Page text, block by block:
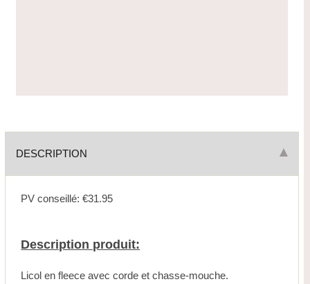
DESCRIPTION
PV conseillé: €31.95
Description produit:
Licol en fleece avec corde et chasse-mouche.